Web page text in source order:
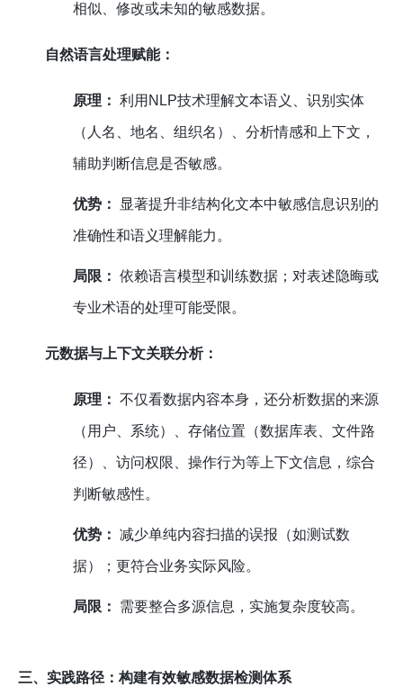
相似、修改或未知的敏感数据。
自然语言处理赋能：
原理： 利用NLP技术理解文本语义、识别实体
（人名、地名、组织名）、分析情感和上下文，
辅助判断信息是否敏感。
优势： 显著提升非结构化文本中敏感信息识别的
准确性和语义理解能力。
局限： 依赖语言模型和训练数据；对表述隐晦或
专业术语的处理可能受限。
元数据与上下文关联分析：
原理： 不仅看数据内容本身，还分析数据的来源
（用户、系统）、存储位置（数据库表、文件路
径）、访问权限、操作行为等上下文信息，综合
判断敏感性。
优势： 减少单纯内容扫描的误报（如测试数
据）；更符合业务实际风险。
局限： 需要整合多源信息，实施复杂度较高。
三、实践路径：构建有效敏感数据检测体系